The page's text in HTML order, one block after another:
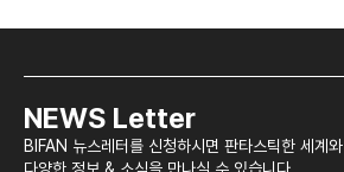
NEWS Letter
BIFAN 뉴스레터를 신청하시면 판타스틱한 세계와
다양한 정보 & 소식을 만나실 수 있습니다.